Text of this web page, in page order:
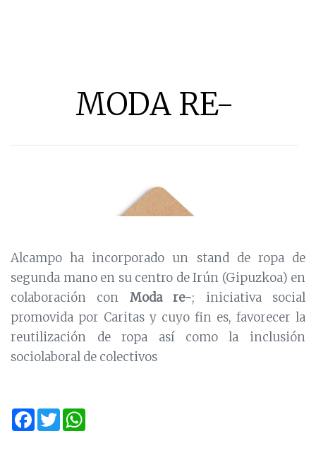
MODA RE-
Alcampo ha incorporado un stand de ropa de
segunda mano en su centro de Irún (Gipuzkoa) en
colaboración con Moda re-; iniciativa social
promovida por Caritas y cuyo fin es, favorecer la
reutilización de ropa así como la inclusión
sociolaboral de colectivos
Facebook
Twitter